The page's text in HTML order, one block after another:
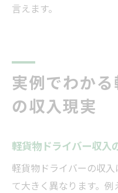
言えます。
実例でわか
の収入現実
軽貨物ドライバー収入
軽貨物ドライバーの収
て大きく異なります。